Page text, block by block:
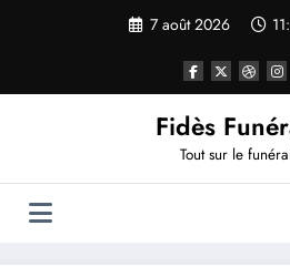
7 août 2026
Fidès
Tout sur le